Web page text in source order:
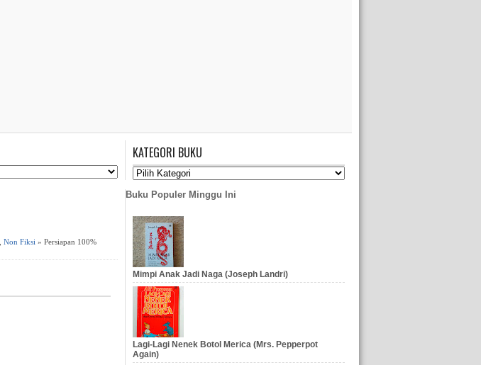
Non Fiksi » Persiapan 100%
KATEGORI BUKU
Buku Populer Minggu Ini
Mimpi Anak Jadi Naga (Joseph Landri)
Lagi-Lagi Nenek Botol Merica (Mrs. Pepperpot
Again)